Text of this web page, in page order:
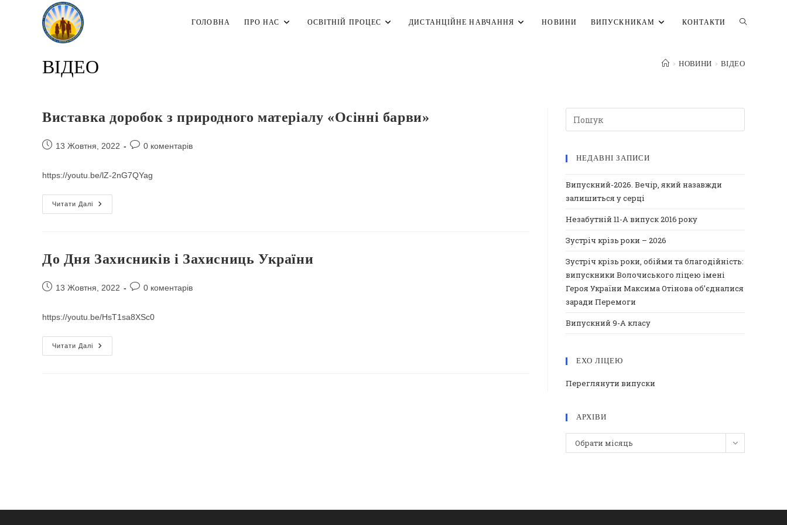
ГОЛОВНА ПРО НАС ОСВІТНІЙ ПРОЦЕС ДИСТАНЦІЙНЕ НАВЧАННЯ НОВИНИ ВИПУСКНИКАМ КОНТАКТИ
ПОШУК
ВІДЕО > НОВИНИ > ВІДЕО
Виставка доробок з природного матеріалу «Осінні барви»
Запис13 Жовтня, 2022
Коментарі
0 коментарів
https://youtu.be/lZ-2nG7QYag
Читати Далі
Виставка
Доробок
Барви»
До Дня Захисників і Захисниць України
Запис13 Жовтня, 2022
Коментарі
0 коментарів
https://youtu.be/HsT1sa8XSc0
Читати Далі
До
Дня
НЕДАВНІ ЗАПИСИ
Випускний-2026. Вечір, який назавжди
залишиться у серці
Незабутній 11-А випуск 2016 року
Зустріч крізь роки – 2026
Зустріч крізь роки, обійми та благодійність:
випускники Волочиського ліцею імені
Героя України Максима Отінова об’єдналися
заради Перемоги
Випускний 9-А класу
ЕХО ЛІЦЕЮ
Переглянути випуски
АРХІВИ
Архіви
Обрати місяць